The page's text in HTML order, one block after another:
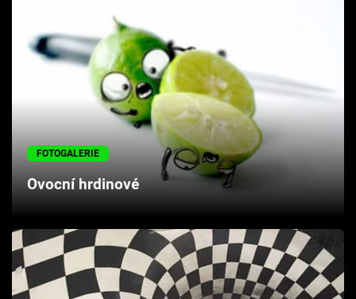
Seriály
Cool Esport
Pořady
TV Program
Sledujte prima+
Přihlášení
FOTOGALERIE
Ovocní hrdinové